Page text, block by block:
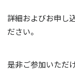
詳細およびお申し
ださい。
是非ご参加いただ